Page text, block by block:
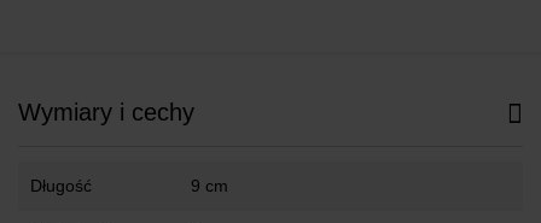
Wymiary i cechy
Długość 9 cm